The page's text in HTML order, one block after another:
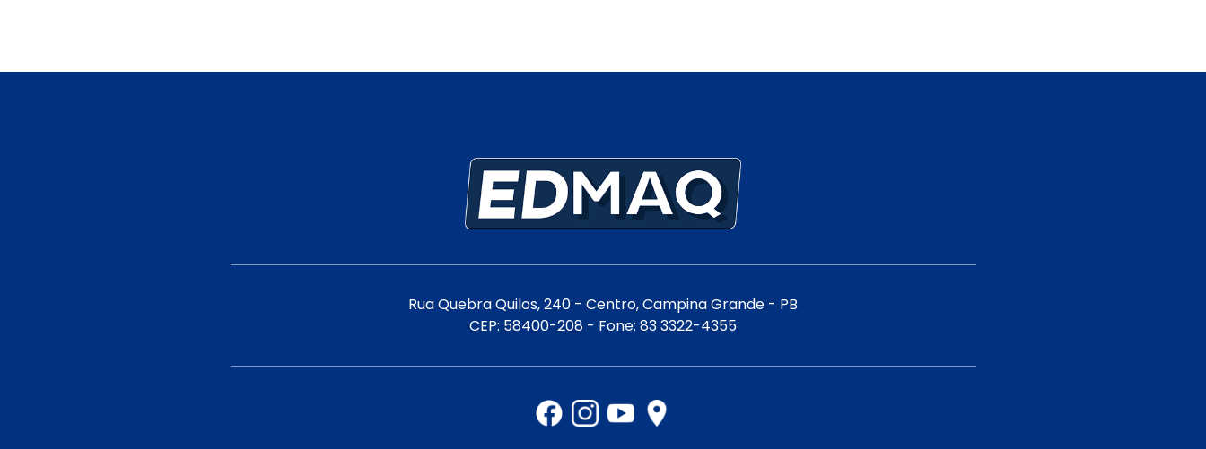
Rua Quebra Quilos, 240 - Centro, Campina Grande - PB
CEP: 58400-208 - Fone: 83 3322-4355